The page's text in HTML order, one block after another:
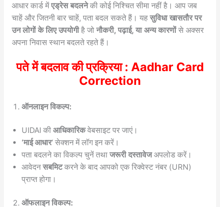
आधार कार्ड मेंएड्रेस बदलनेकी कोई निश्चित सीमा नहीं है। आप जब
चाहें और जितनी बार चाहें, पता बदल सकते हैं। यह सुविधा खासतौर पर
उन लोगों के लिए उपयोगीहै जो नौकरी, पढ़ाई, या अन्य कारणोंसे अक्सर
अपना निवास स्थान बदलते रहते हैं।
पते में बदलाव की प्रक्रिया : Aadhar Card
Correction
ऑनलाइन विकल्प:
UIDAI की आधिकारिकवेबसाइट पर जाएं।
‘माई आधार‘ सेक्शन में लॉग इन करें।
पता बदलने का विकल्प चुनें तथा जरूरी दस्तावेजअपलोड करें।
आवेदनसबमिटकरने के बाद आपको एक रिक्वेस्ट नंबर (URN)
प्राप्त होगा।
ऑफलाइन विकल्प: